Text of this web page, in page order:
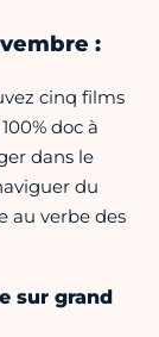
:
cinq films
doc à
dans le
du
au verbe des
sur grand